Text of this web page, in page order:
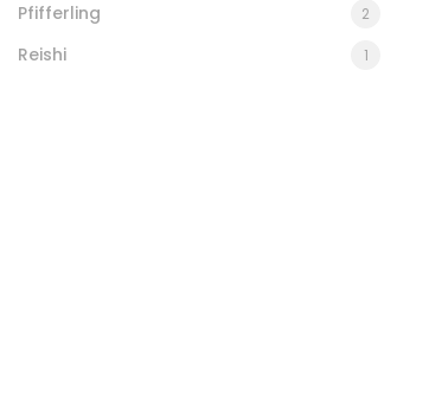
Pfifferling 2
Reishi 1